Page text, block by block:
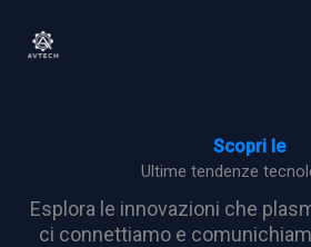
contenuto
Scopri le
Ultime tendenze
Esplora le innovazioni che
ci connettiamo e